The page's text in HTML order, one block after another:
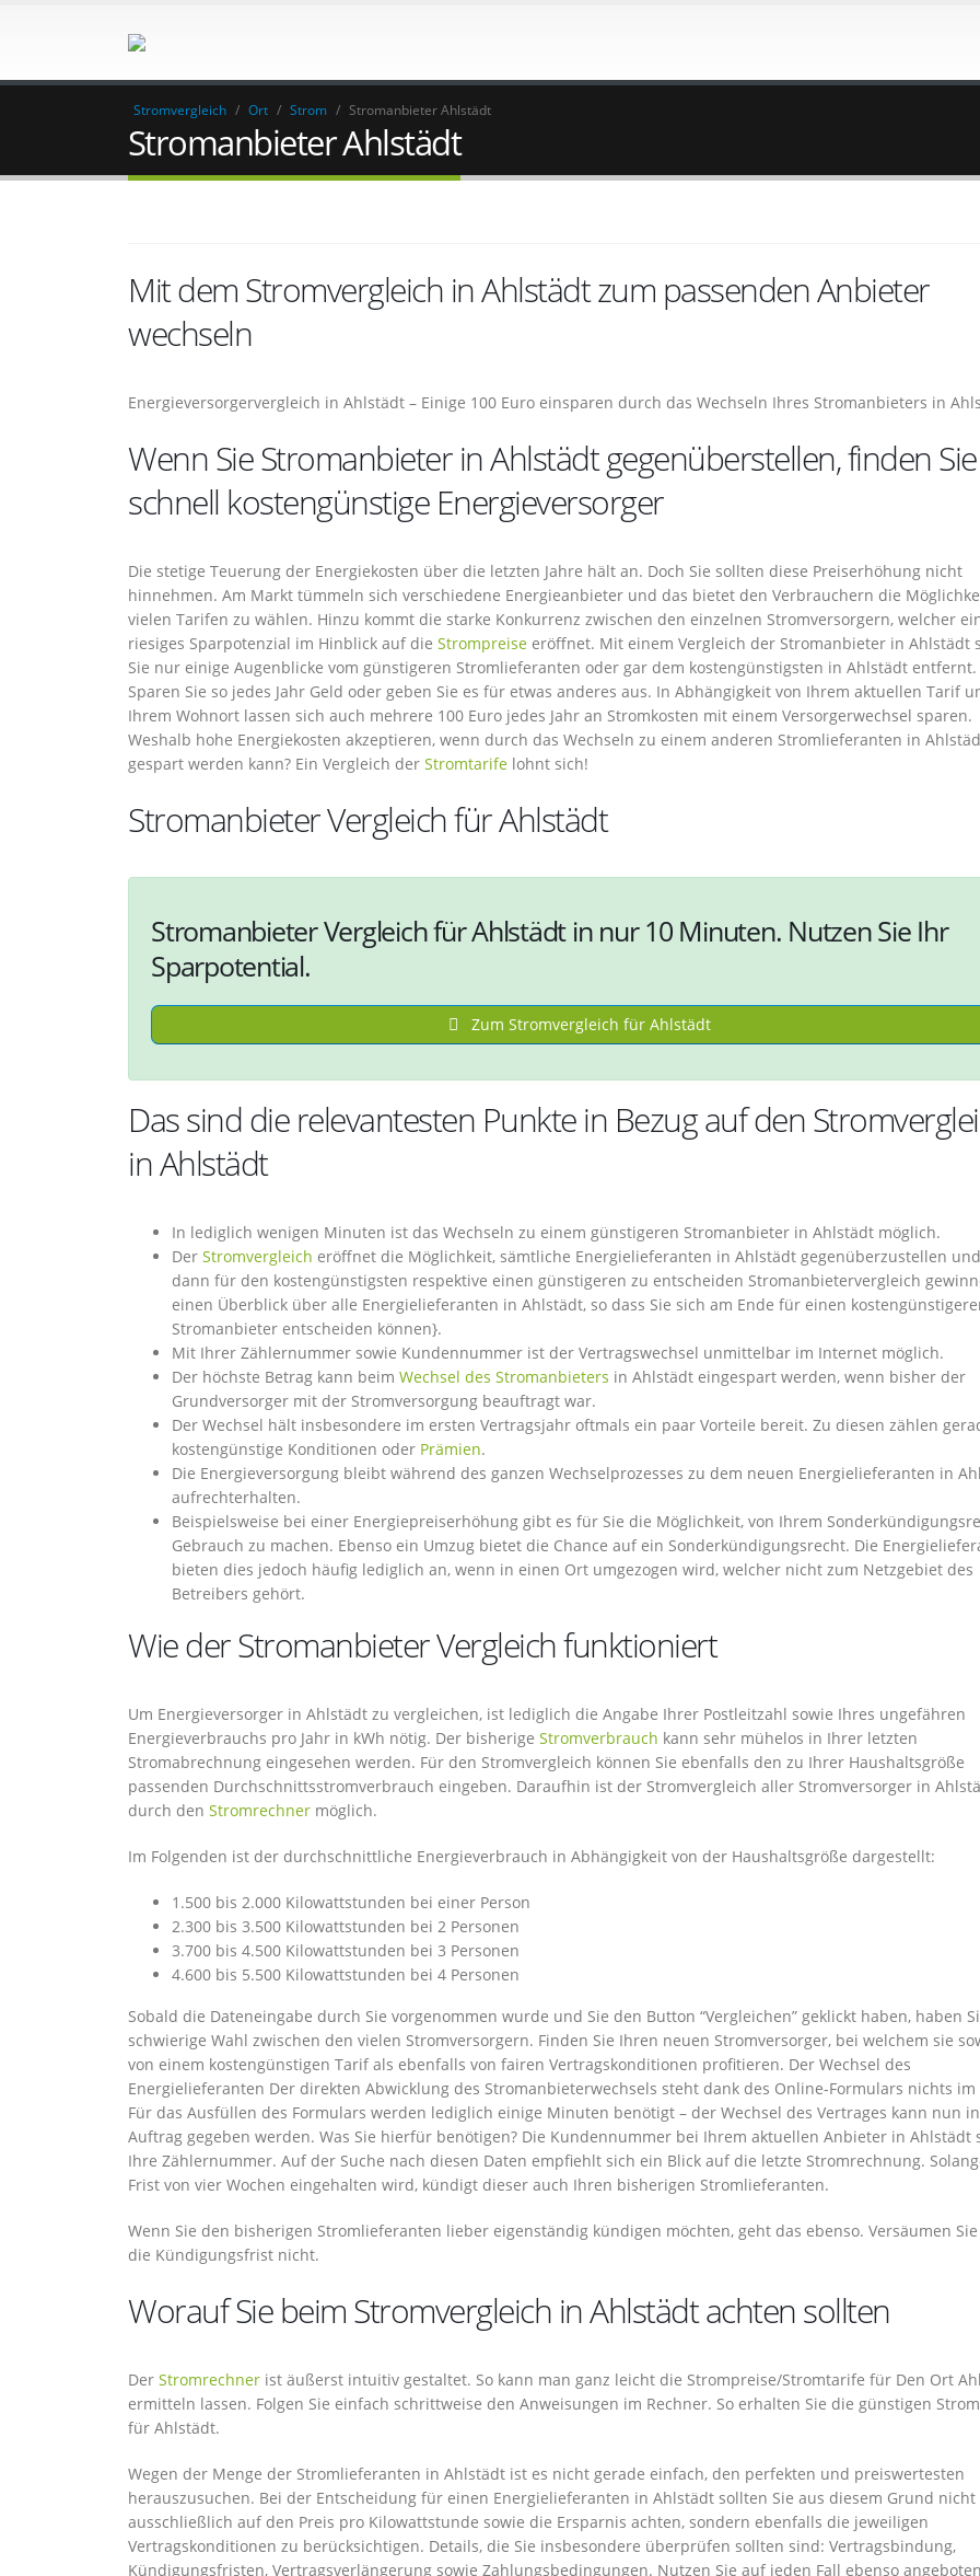
Stromvergleich / Ort / Strom / Stromanbieter Ahlstädt
Stromanbieter Ahlstädt
Mit dem Stromvergleich in Ahlstädt zum passenden Anbieter
wechseln
Energieversorgervergleich in Ahlstädt – Einige 100 Euro einsparen durch das Wechseln Ihres Stromanbieters in
Wenn Sie Stromanbieter in Ahlstädt gegenüberstellen, finden Sie
schnell kostengünstige Energieversorger
Die stetige Teuerung der Energiekosten über die letzten Jahre hält an. Doch Sie sollten diese Preiserhöhung nicht
hinnehmen. Am Markt tümmeln sich verschiedene Energieanbieter und das bietet den Verbrauchern die
vielen Tarifen zu wählen. Hinzu kommt die starke Konkurrenz zwischen den einzelnen Stromversorgern, welcher
riesiges Sparpotenzial im Hinblick auf die Strompreise eröffnet. Mit einem Vergleich der Stromanbieter in Ahlstädt
Sie nur einige Augenblicke vom günstigeren Stromlieferanten oder gar dem kostengünstigsten in Ahlstädt entfernt.
Sparen Sie so jedes Jahr Geld oder geben Sie es für etwas anderes aus. In Abhängigkeit von Ihrem aktuellen Tarif
Ihrem Wohnort lassen sich auch mehrere 100 Euro jedes Jahr an Stromkosten mit einem Versorgerwechsel sparen.
Weshalb hohe Energiekosten akzeptieren, wenn durch das Wechseln zu einem anderen Stromlieferanten in
gespart werden kann? Ein Vergleich der Stromtarife lohnt sich!
Stromanbieter Vergleich für Ahlstädt
Stromanbieter Vergleich für Ahlstädt in nur 10 Minuten. Nutzen Sie Ihr
Sparpotential.
Zum Stromvergleich für Ahlstädt
Das sind die relevantesten Punkte in Bezug auf den
in Ahlstädt
In lediglich wenigen Minuten ist das Wechseln zu einem günstigeren Stromanbieter in Ahlstädt möglich.
Der Stromvergleich eröffnet die Möglichkeit, sämtliche Energielieferanten in Ahlstädt gegenüberzustellen
dann für den kostengünstigsten respektive einen günstigeren zu entscheiden Stromanbietervergleich
einen Überblick über alle Energielieferanten in Ahlstädt, so dass Sie sich am Ende für einen
Stromanbieter entscheiden können}.
Mit Ihrer Zählernummer sowie Kundennummer ist der Vertragswechsel unmittelbar im Internet möglich.
Der höchste Betrag kann beim Wechsel des Stromanbieters in Ahlstädt eingespart werden, wenn bisher der
Grundversorger mit der Stromversorgung beauftragt war.
Der Wechsel hält insbesondere im ersten Vertragsjahr oftmals ein paar Vorteile bereit. Zu diesen zählen
kostengünstige Konditionen oder Prämien.
Die Energieversorgung bleibt während des ganzen Wechselprozesses zu dem neuen Energielieferanten in
aufrechterhalten.
Beispielsweise bei einer Energiepreiserhöhung gibt es für Sie die Möglichkeit, von Ihrem
Gebrauch zu machen. Ebenso ein Umzug bietet die Chance auf ein Sonderkündigungsrecht. Die
bieten dies jedoch häufig lediglich an, wenn in einen Ort umgezogen wird, welcher nicht zum Netzgebiet des
Betreibers gehört.
Wie der Stromanbieter Vergleich funktioniert
Um Energieversorger in Ahlstädt zu vergleichen, ist lediglich die Angabe Ihrer Postleitzahl sowie Ihres ungefähren
Energieverbrauchs pro Jahr in kWh nötig. Der bisherige Stromverbrauch kann sehr mühelos in Ihrer letzten
Stromabrechnung eingesehen werden. Für den Stromvergleich können Sie ebenfalls den zu Ihrer Haushaltsgröße
passenden Durchschnittsstromverbrauch eingeben. Daraufhin ist der Stromvergleich aller Stromversorger in
durch den Stromrechner möglich.
Im Folgenden ist der durchschnittliche Energieverbrauch in Abhängigkeit von der Haushaltsgröße dargestellt:
1.500 bis 2.000 Kilowattstunden bei einer Person
2.300 bis 3.500 Kilowattstunden bei 2 Personen
3.700 bis 4.500 Kilowattstunden bei 3 Personen
4.600 bis 5.500 Kilowattstunden bei 4 Personen
Sobald die Dateneingabe durch Sie vorgenommen wurde und Sie den Button “Vergleichen” geklickt haben, haben
schwierige Wahl zwischen den vielen Stromversorgern. Finden Sie Ihren neuen Stromversorger, bei welchem sie
von einem kostengünstigen Tarif als ebenfalls von fairen Vertragskonditionen profitieren. Der Wechsel des
Energielieferanten Der direkten Abwicklung des Stromanbieterwechsels steht dank des Online-Formulars nichts im
Für das Ausfüllen des Formulars werden lediglich einige Minuten benötigt – der Wechsel des Vertrages kann nun in
Auftrag gegeben werden. Was Sie hierfür benötigen? Die Kundennummer bei Ihrem aktuellen Anbieter in Ahlstädt
Ihre Zählernummer. Auf der Suche nach diesen Daten empfiehlt sich ein Blick auf die letzte Stromrechnung.
Frist von vier Wochen eingehalten wird, kündigt dieser auch Ihren bisherigen Stromlieferanten.
Wenn Sie den bisherigen Stromlieferanten lieber eigenständig kündigen möchten, geht das ebenso. Versäumen
die Kündigungsfrist nicht.
Worauf Sie beim Stromvergleich in Ahlstädt achten sollten
Der Stromrechner ist äußerst intuitiv gestaltet. So kann man ganz leicht die Strompreise/Stromtarife für Den Ort
ermitteln lassen. Folgen Sie einfach schrittweise den Anweisungen im Rechner. So erhalten Sie die günstigen
für Ahlstädt.
Wegen der Menge der Stromlieferanten in Ahlstädt ist es nicht gerade einfach, den perfekten und preiswertesten
herauszusuchen. Bei der Entscheidung für einen Energielieferanten in Ahlstädt sollten Sie aus diesem Grund nicht
ausschließlich auf den Preis pro Kilowattstunde sowie die Ersparnis achten, sondern ebenfalls die jeweiligen
Vertragskonditionen zu berücksichtigen. Details, die Sie insbesondere überprüfen sollten sind: Vertragsbindung,
Kündigungsfristen, Vertragsverlängerung sowie Zahlungsbedingungen. Nutzen Sie auf jeden Fall ebenso